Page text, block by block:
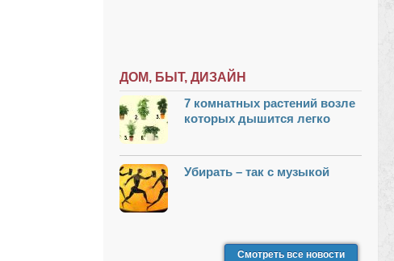
ДОМ, БЫТ, ДИЗАЙН
7 комнатных растений возле
которых дышится легко
Убирать – так с музыкой
Смотреть все новости